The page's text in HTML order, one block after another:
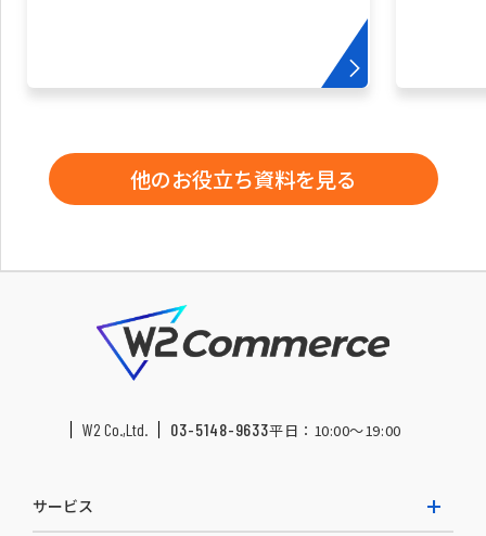
他のお役立ち資料を見る
W2 Co.,Ltd. 03-5148-9633平日：10:00〜19:00
サービス